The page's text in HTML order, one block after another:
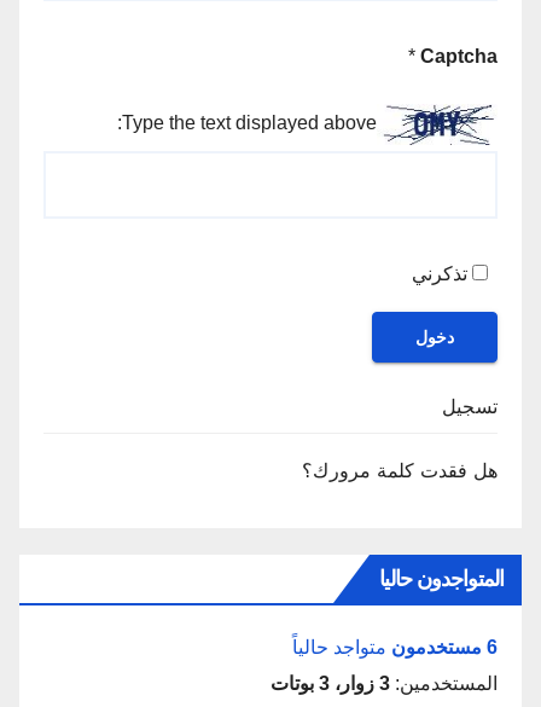
Captcha
*
Type the text displayed above:
تذكرني
دخول
تسجيل
هل فقدت كلمة مرورك؟
المتواجدون حاليا
6 مستخدمون
متواجد حالياً
المستخدمين: 3 زوار، 3 بوتات